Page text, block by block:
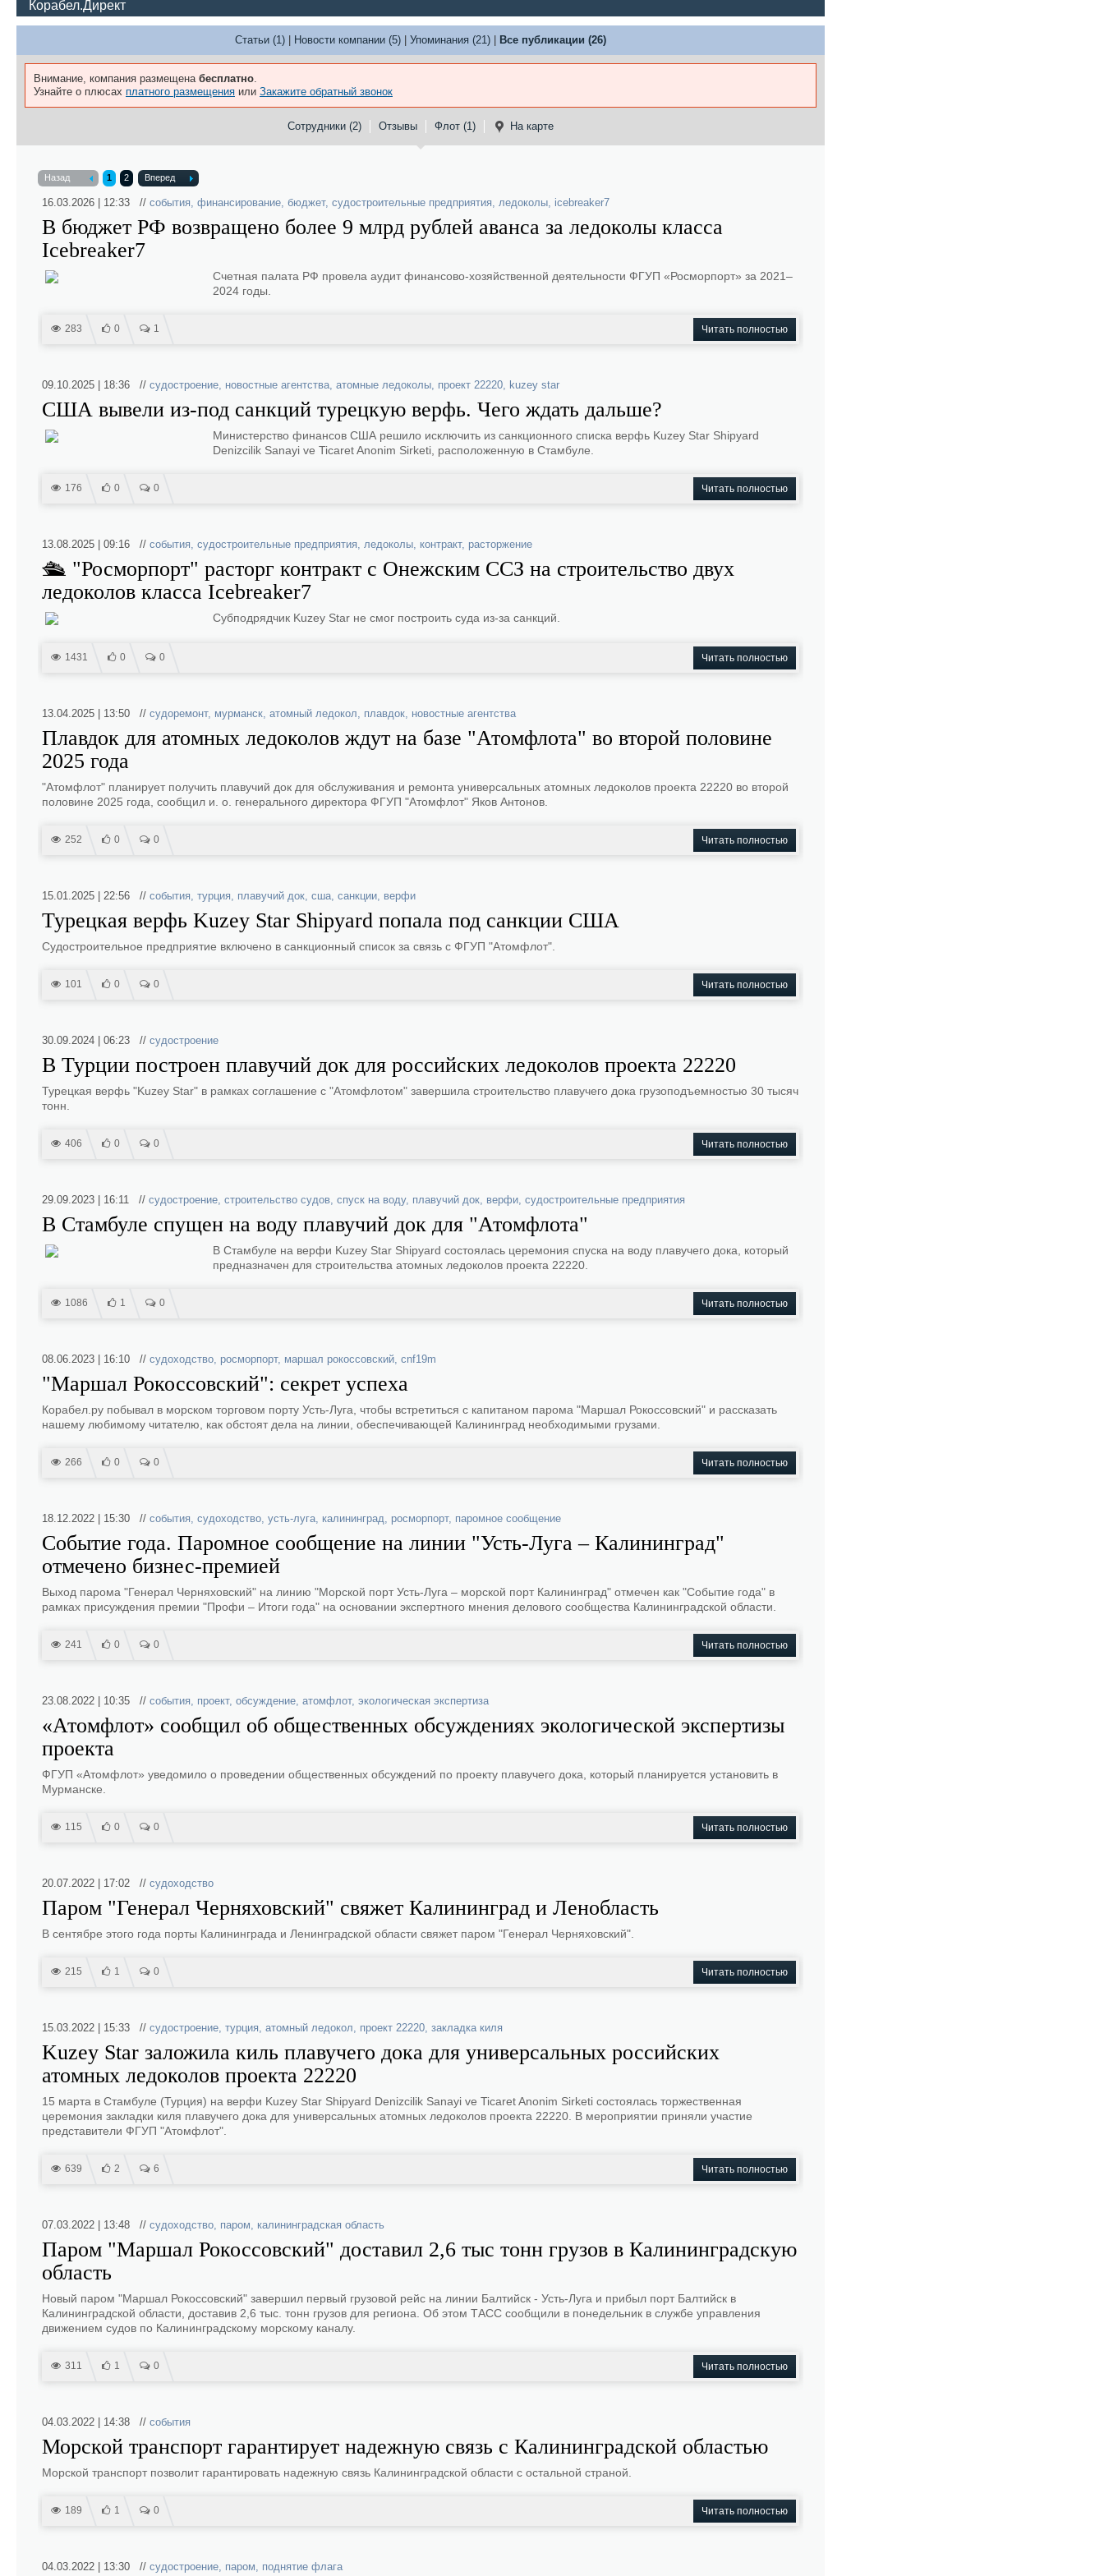
Корабел.Директ
Статьи (1) Новости компании (5) Упоминания (21) Все публикации (26)
Внимание, компания размещена бесплатно.
Узнайте о плюсах платного размещения или Закажите обратный звонок
Сотрудники (2) Отзывы Флот (1) На карте
Назад 1 2 Вперед
16.03.2026 | 12:33 // события, финансирование, бюджет, судостроительные предприятия, ледоколы, icebreaker7
В бюджет РФ возвращено более 9 млрд рублей аванса за ледоколы класса
Icebreaker7
Счетная палата РФ провела аудит финансово-хозяйственной деятельности ФГУП «Росморпорт» за 2021–
2024 годы.
283 0 1 Читать полностью
09.10.2025 | 18:36 // судостроение, новостные агентства, атомные ледоколы, проект 22220, kuzey star
США вывели из-под санкций турецкую верфь. Чего ждать дальше?
Министерство финансов США решило исключить из санкционного списка верфь Kuzey Star Shipyard
Denizcilik Sanayi ve Ticaret Anonim Sirketi, расположенную в Стамбуле.
176 0 0 Читать полностью
13.08.2025 | 09:16 // события, судостроительные предприятия, ледоколы, контракт, расторжение
🛳 "Росморпорт" расторг контракт с Онежским ССЗ на строительство двух
ледоколов класса Icebreaker7
Субподрядчик Kuzey Star не смог построить суда из-за санкций.
1431 0 0 Читать полностью
13.04.2025 | 13:50 // судоремонт, мурманск, атомный ледокол, плавдок, новостные агентства
Плавдок для атомных ледоколов ждут на базе "Атомфлота" во второй половине
2025 года
"Атомфлот" планирует получить плавучий док для обслуживания и ремонта универсальных атомных ледоколов проекта 22220 во второй
половине 2025 года, сообщил и. о. генерального директора ФГУП "Атомфлот" Яков Антонов.
252 0 0 Читать полностью
15.01.2025 | 22:56 // события, турция, плавучий док, сша, санкции, верфи
Турецкая верфь Kuzey Star Shipyard попала под санкции США
Судостроительное предприятие включено в санкционный список за связь с ФГУП "Атомфлот".
101 0 0 Читать полностью
30.09.2024 | 06:23 // судостроение
В Турции построен плавучий док для российских ледоколов проекта 22220
Турецкая верфь "Kuzey Star" в рамках соглашение с "Атомфлотом" завершила строительство плавучего дока грузоподъемностью 30 тысяч
тонн.
406 0 0 Читать полностью
29.09.2023 | 16:11 // судостроение, строительство судов, спуск на воду, плавучий док, верфи, судостроительные предприятия
В Стамбуле спущен на воду плавучий док для "Атомфлота"
В Стамбуле на верфи Kuzey Star Shipyard состоялась церемония спуска на воду плавучего дока, который
предназначен для строительства атомных ледоколов проекта 22220.
1086 1 0 Читать полностью
08.06.2023 | 16:10 // судоходство, росморпорт, маршал рокоссовский, cnf19m
"Маршал Рокоссовский": секрет успеха
Корабел.ру побывал в морском торговом порту Усть-Луга, чтобы встретиться с капитаном парома "Маршал Рокоссовский" и рассказать
нашему любимому читателю, как обстоят дела на линии, обеспечивающей Калининград необходимыми грузами.
266 0 0 Читать полностью
18.12.2022 | 15:30 // события, судоходство, усть-луга, калининград, росморпорт, паромное сообщение
Событие года. Паромное сообщение на линии "Усть-Луга – Калининград"
отмечено бизнес-премией
Выход парома "Генерал Черняховский" на линию "Морской порт Усть-Луга – морской порт Калининград" отмечен как "Событие года" в
рамках присуждения премии "Профи – Итоги года" на основании экспертного мнения делового сообщества Калининградской области.
241 0 0 Читать полностью
23.08.2022 | 10:35 // события, проект, обсуждение, атомфлот, экологическая экспертиза
«Атомфлот» сообщил об общественных обсуждениях экологической экспертизы
проекта
ФГУП «Атомфлот» уведомило о проведении общественных обсуждений по проекту плавучего дока, который планируется установить в
Мурманске.
115 0 0 Читать полностью
20.07.2022 | 17:02 // судоходство
Паром "Генерал Черняховский" свяжет Калининград и Ленобласть
В сентябре этого года порты Калининграда и Ленинградской области свяжет паром "Генерал Черняховский".
215 1 0 Читать полностью
15.03.2022 | 15:33 // судостроение, турция, атомный ледокол, проект 22220, закладка киля
Kuzey Star заложила киль плавучего дока для универсальных российских
атомных ледоколов проекта 22220
15 марта в Стамбуле (Турция) на верфи Kuzey Star Shipyard Denizcilik Sanayi ve Ticaret Anonim Sirketi состоялась торжественная
церемония закладки киля плавучего дока для универсальных атомных ледоколов проекта 22220. В мероприятии приняли участие
представители ФГУП "Атомфлот".
639 2 6 Читать полностью
07.03.2022 | 13:48 // судоходство, паром, калининградская область
Паром "Маршал Рокоссовский" доставил 2,6 тыс тонн грузов в Калининградскую
область
Новый паром "Маршал Рокоссовский" завершил первый грузовой рейс на линии Балтийск - Усть-Луга и прибыл порт Балтийск в
Калининградской области, доставив 2,6 тыс. тонн грузов для региона. Об этом ТАСС сообщили в понедельник в службе управления
движением судов по Калининградскому морскому каналу.
311 1 0 Читать полностью
04.03.2022 | 14:38 // события
Морской транспорт гарантирует надежную связь с Калининградской областью
Морской транспорт позволит гарантировать надежную связь Калининградской области с остальной страной.
189 1 0 Читать полностью
04.03.2022 | 13:30 // судостроение, паром, поднятие флага